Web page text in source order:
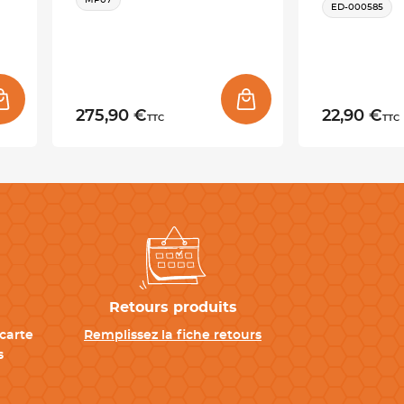
275,90 €TTC
ED-000585
22,90 €TTC
Retours produits
Remplissez la fiche retours